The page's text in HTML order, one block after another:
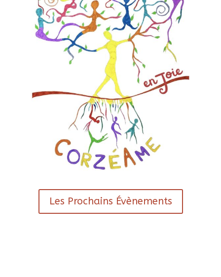
Les Prochains Évènements